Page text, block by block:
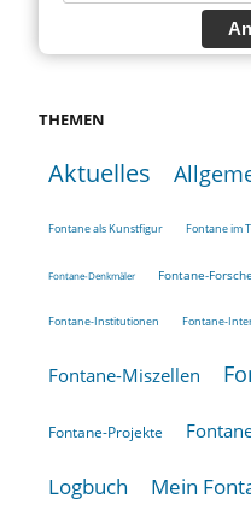
THEMEN
Aktuelles
Fontane als Kunstfigur Fontane im
Fontane-Denkmäler Fontane-
Fontane-Institutionen Fontane-
Fontane-Miszellen
Fontane-Projekte
Logbuch Mein